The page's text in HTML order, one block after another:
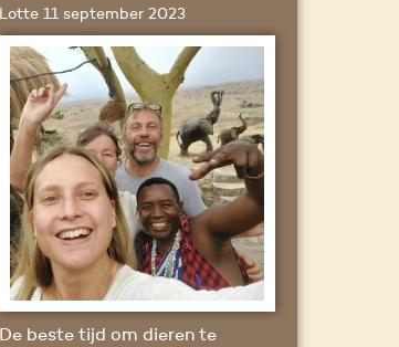
Lotte 11 september 2023
De beste tijd om dieren te